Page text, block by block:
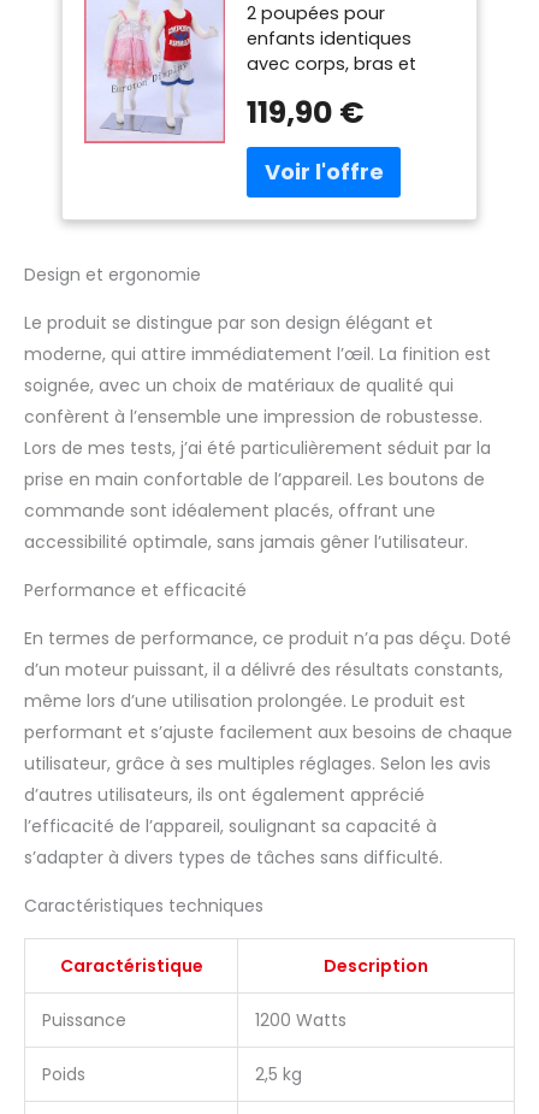
enfant 95 cm
Corps flexible et
flexible
2 poupées pour
enfants identiques
avec corps, bras et
flexibles Lot de 2
forme d'œuf de 4 ans -
95 cm 4 pièces
démontables (corps,
Matériau : plastique et
tissu en coton (aiguille
peut percer) R4 x 2 ans
ASIN : B0816JRP2Z R6 x 2
6 ans AISN : B08337KDPT
R8*2 8 ans ASIN :
B08336NHT9, R3468 4
poupées pour enfants
ASIN : B06XHJRNK3
119,90 €
Design et ergonomie
Le produit se distingue par son design élégant et
moderne, qui attire immédiatement l’œil. La finition est
soignée, avec un choix de matériaux de qualité qui
confèrent à l’ensemble une impression de robustesse.
Lors de mes tests, j’ai été particulièrement séduit par la
prise en main confortable de l’appareil. Les boutons de
commande sont idéalement placés, offrant une
accessibilité optimale, sans jamais gêner l’utilisateur.
Performance et efficacité
En termes de performance, ce produit n’a pas déçu. Doté
d’un moteur puissant, il a délivré des résultats constants,
même lors d’une utilisation prolongée. Le produit est
performant et s’ajuste facilement aux besoins de chaque
utilisateur, grâce à ses multiples réglages. Selon les avis
d’autres utilisateurs, ils ont également apprécié
l’efficacité de l’appareil, soulignant sa capacité à
s’adapter à divers types de tâches sans difficulté.
Caractéristiques techniques
Caractéristique Description
Puissance 1200 Watts
Poids 2,5 kg